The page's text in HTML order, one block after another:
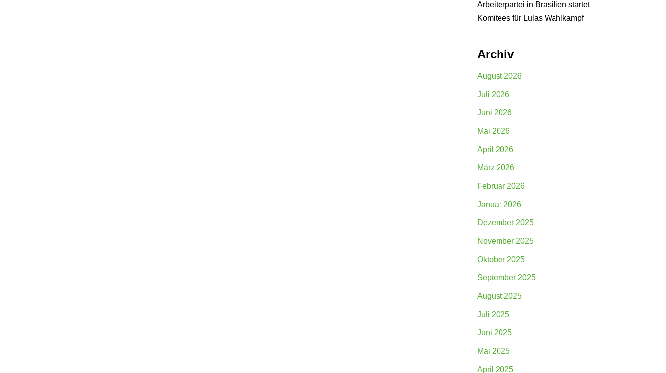
Arbeiterpartei in Brasilien startet
Komitees für Lulas Wahlkampf
Archiv
August 2026
Juli 2026
Juni 2026
Mai 2026
April 2026
März 2026
Februar 2026
Januar 2026
Dezember 2025
November 2025
Oktober 2025
September 2025
August 2025
Juli 2025
Juni 2025
Mai 2025
April 2025